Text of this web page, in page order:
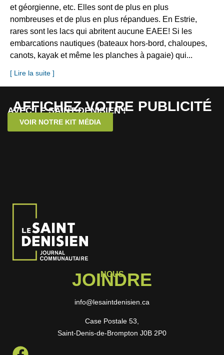
et géorgienne, etc. Elles sont de plus en plus
nombreuses et de plus en plus répandues. En Estrie,
rares sont les lacs qui abritent aucune EAEE! Si les
embarcations nautiques (bateaux hors-bord, chaloupes,
canots, kayak et même les planches à pagaie) qui...
[ Lire la suite ]
AFFICHEZ VOTRE PUBLICITÉ
AVEC LE SAINT-DENISIEN !
VOIR NOTRE KIT MÉDIA
NOUS
JOINDRE
info@lesaintdenisien.ca
Case Postale 53,
Saint-Denis-de-Brompton J0B 2P0